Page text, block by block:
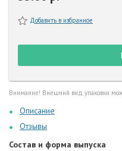
Добавить в избранное
Внимание! Внешний вид упаковки
Описание
Отзывы
Состав и форма выпуска